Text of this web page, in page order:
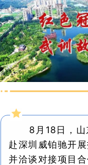
8月18日，
赴深圳威铂驰开
并洽谈对接项目